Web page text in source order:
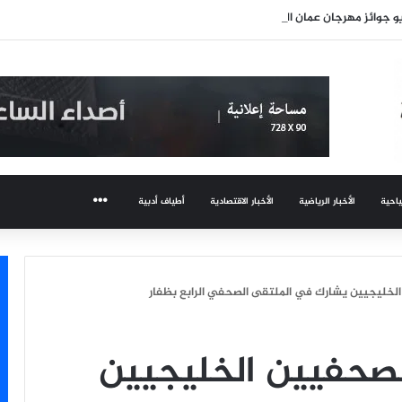
مهرجان عمان السينمائي
الأخبار الرياضية الأخبار الاقتصادية أطياف أدبية
يشارك في الملتقى الصحفي الرابع بظفار
الخليجيين